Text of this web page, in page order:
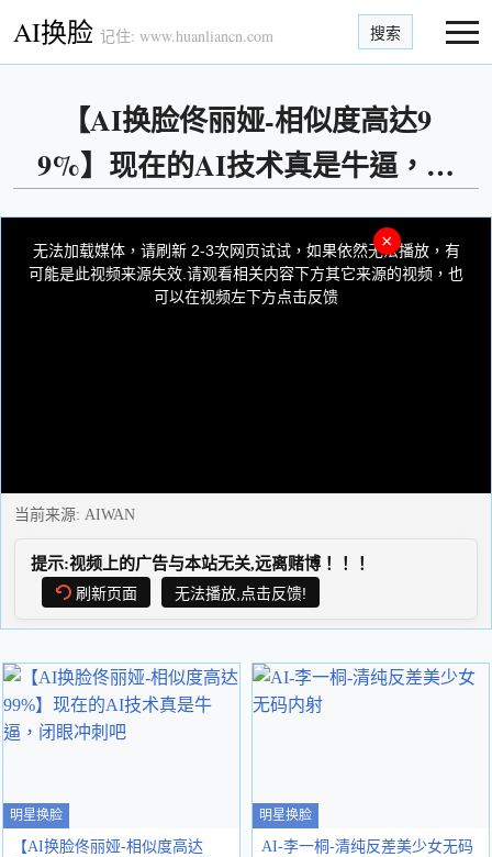
AI换脸 记住: www.huanliancn.com 搜索
【AI换脸佟丽娅-相似度高达9
9%】现在的AI技术真是牛逼，闭
眼冲刺吧
window.
无法加载媒体，请刷新 2-3次网页试试，如果依然无法播放，有
可能是此视频来源失效.请观看相关内容下方其它来源的视频，也
可以在视频左下方点击反馈
×
当前来源: AIWAN
提示:视频上的广告与本站无关,远离赌博！！！
刷新页面
无法播放,点击反馈!
明星换脸
【AI换脸佟丽娅-相似度高达
明星换脸
AI-李一桐-清纯反差美少女无码